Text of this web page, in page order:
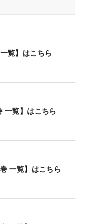
覧】はこちら
一覧】はこちら
一覧】はこちら